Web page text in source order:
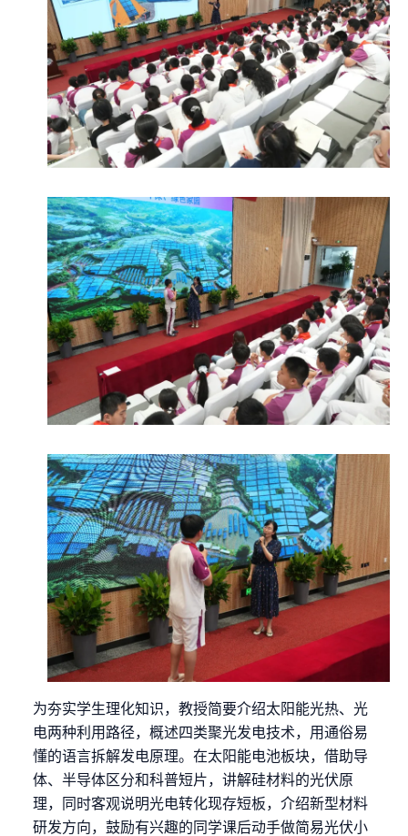
为夯实学生理化知识，教授简要介绍太阳能光热、光
电两种利用路径，概述四类聚光发电技术，用通俗易
懂的语言拆解发电原理。在太阳能电池板块，借助导
体、半导体区分和科普短片，讲解硅材料的光伏原
理，同时客观说明光电转化现存短板，介绍新型材料
研发方向，鼓励有兴趣的同学课后动手做简易光伏小